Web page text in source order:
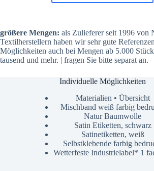
größere Mengen: als Zulieferer seit 1996 von
Textilherstellern haben wir sehr gute
Möglichkeiten auch bei Mengen ab 5.000
tausend und mehr. | fragen Sie bitte separat an.
Individuelle Möglichkeiten
Materialien • Übersicht
Mischband weiß farbig
Natur Baumwolle
Satin Etiketten, schwarz
Satinetiketten, weiß
Selbstklebende farbig
Wetterfeste Industrielabel* 1